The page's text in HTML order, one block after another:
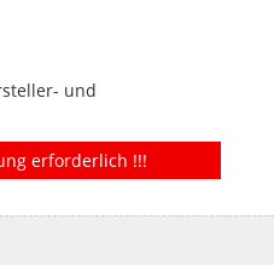
und
erforderlich !!!